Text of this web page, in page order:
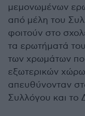
μεμονωμένων
από μέλη του
φοιτούν στο
τα ερωτήματά
των χρωμάτων
εξωτερικών
απευθύνονταν
Συλλόγου και το